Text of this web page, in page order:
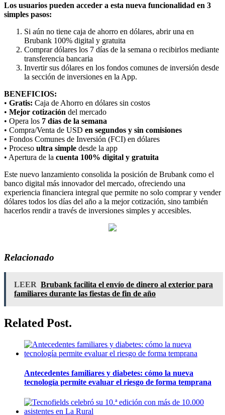
Los usuarios pueden acceder a esta nueva funcionalidad en 3
simples pasos:
Si aún no tiene caja de ahorro en dólares, abrir una en
Brubank 100% digital y gratuita
Comprar dólares los 7 días de la semana o recibirlos mediante
transferencia bancaria
Invertir sus dólares en los fondos comunes de inversión desde
la sección de inversiones en la App.
BENEFICIOS:
• Gratis: Caja de Ahorro en dólares sin costos
• Mejor cotización del mercado
• Opera los 7 días de la semana
• Compra/Venta de USD en segundos y sin comisiones
• Fondos Comunes de Inversión (FCI) en dólares
• Proceso ultra simple desde la app
• Apertura de la cuenta 100% digital y gratuita
Este nuevo lanzamiento consolida la posición de Brubank como el
banco digital más innovador del mercado, ofreciendo una
experiencia financiera integral que permite no solo comprar y vender
dólares todos los días del año a la mejor cotización, sino también
hacerlos rendir a través de inversiones simples y accesibles.
Relacionado
LEER Brubank facilita el envío de dinero al exterior para
familiares durante las fiestas de fin de año
Related Post.
Antecedentes familiares y diabetes: cómo la nueva
tecnología permite evaluar el riesgo de forma temprana